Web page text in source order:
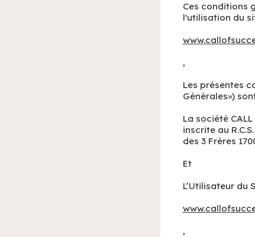
Ces conditions
l'utilisation du
,
Les présentes
Générales»)
La société
inscrite au
des 3 Frères
Et
L’Utilisateur du
,